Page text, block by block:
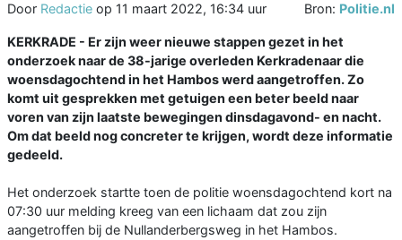
Door Redactie op 11 maart 2022, 16:34 uur Bron: Politie.nl
KERKRADE - Er zijn weer nieuwe stappen gezet in het
onderzoek naar de 38-jarige overleden Kerkradenaar die
woensdagochtend in het Hambos werd aangetroffen. Zo
komt uit gesprekken met getuigen een beter beeld naar
voren van zijn laatste bewegingen dinsdagavond- en nacht.
Om dat beeld nog concreter te krijgen, wordt deze informatie
gedeeld.
Het onderzoek startte toen de politie woensdagochtend kort na
07:30 uur melding kreeg van een lichaam dat zou zijn
aangetroffen bij de Nullanderbergsweg in het Hambos.